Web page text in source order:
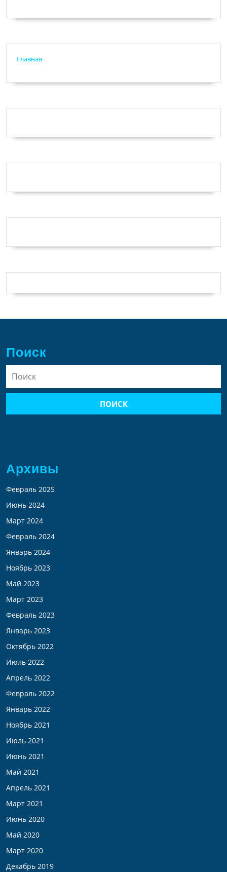
Главная
Поиск
Архивы
Февраль 2025
Июнь 2024
Март 2024
Февраль 2024
Январь 2024
Ноябрь 2023
Май 2023
Март 2023
Февраль 2023
Январь 2023
Октябрь 2022
Июль 2022
Апрель 2022
Февраль 2022
Январь 2022
Ноябрь 2021
Июль 2021
Июнь 2021
Май 2021
Апрель 2021
Март 2021
Июнь 2020
Май 2020
Март 2020
Декабрь 2019